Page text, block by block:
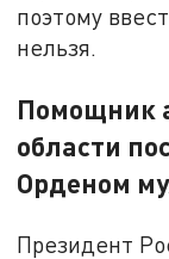
поэтому
нельзя.
Помощник
области
Орденом
Президент